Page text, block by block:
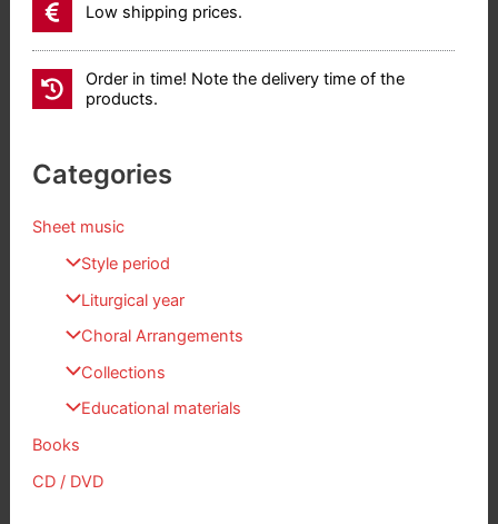
Low shipping prices.
Order in time! Note the delivery time of the
products.
Categories
Sheet music
Style period
Liturgical year
Choral Arrangements
Collections
Educational materials
Books
CD / DVD